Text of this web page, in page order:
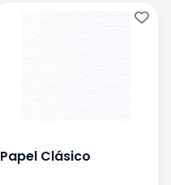
Papel Clásico